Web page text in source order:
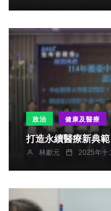
政治 健康及醫療
林獻元 2025年十